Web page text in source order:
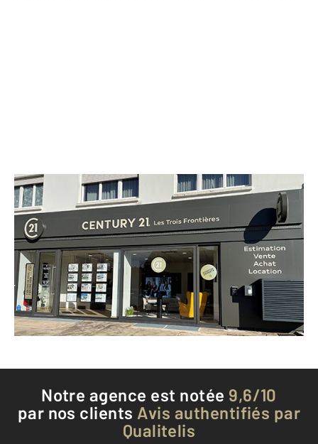
CENTURY 21 Les Trois Frontières
32 rue du Général Patton
HETTANGE GRANDE - 57330
Envoyer un message
Téléphoner à l'agence
Notre agence est notée 9,6/10
par nos clients Avis authentifiés par
Qualitelis